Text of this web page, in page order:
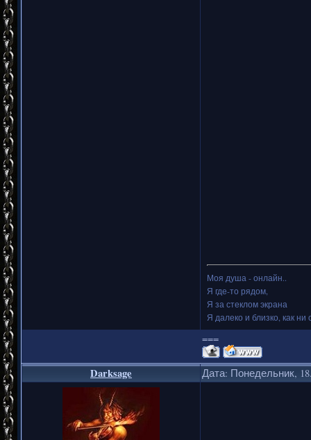
Моя душа - онлайн..
Я где-то рядом,
Я за стеклом экрана
Я далеко и близко, как ни
===
Darksage Дата: Понедельник,